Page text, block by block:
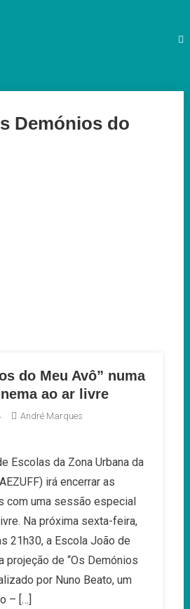
Demónios do
do Meu Avô” numa
ao ar livre
André Marques
Do
Meu
Escolas da Zona Urbana da
irá encerrar as
com uma sessão especial
Na próxima sexta-feira,
21h30, a Escola João de
projeção de “Os Demónios
por Nuno Beato, um
– […]